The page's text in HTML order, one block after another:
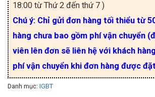
18:00 từ Thứ 2 đến thứ 7 )
Chú ý: Chỉ gửi đơn hàng tối thiểu từ
hàng chưa bao gồm phí vận chuyển
viên lên đơn sẽ liên hệ với khách
phí vận chuyển khi đơn hàng được
Danh mục: IGBT